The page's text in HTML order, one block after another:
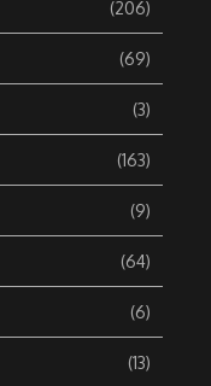
(206)
(69)
(3)
(163)
(9)
(64)
(6)
(13)